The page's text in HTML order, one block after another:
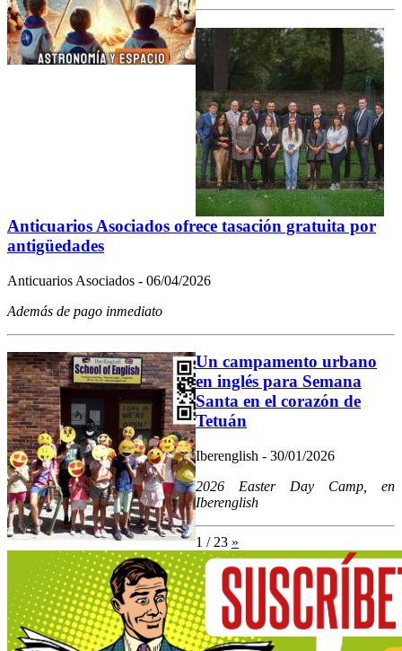
Anticuarios Asociados ofrece tasación gratuita por
antigüedades
Anticuarios Asociados - 06/04/2026
Además de pago inmediato
Un campamento urbano
en inglés para Semana
Santa en el corazón de
Tetuán
Iberenglish - 30/01/2026
2026 Easter Day Camp, en
Iberenglish
1 / 23 »